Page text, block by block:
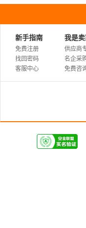
新手指南
免费注册
找回密码
客服中心
我是
供应商
名企采
免费咨